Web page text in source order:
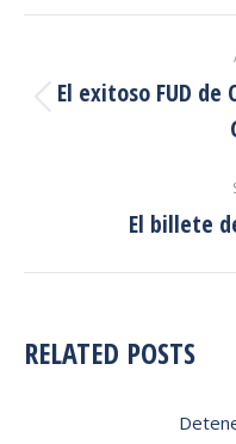
ENTRE
El exitoso FUD
El billete
RELATED POSTS